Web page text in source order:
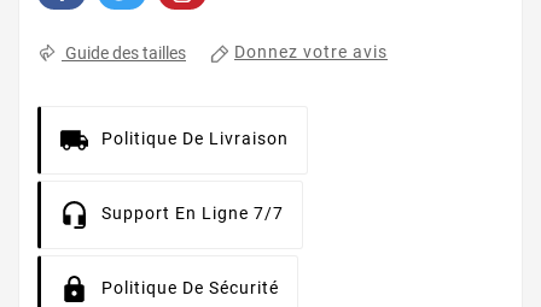
Guide des tailles Donnez votre avis
Politique De Livraison
Support En Ligne 7/7
Politique De Sécurité